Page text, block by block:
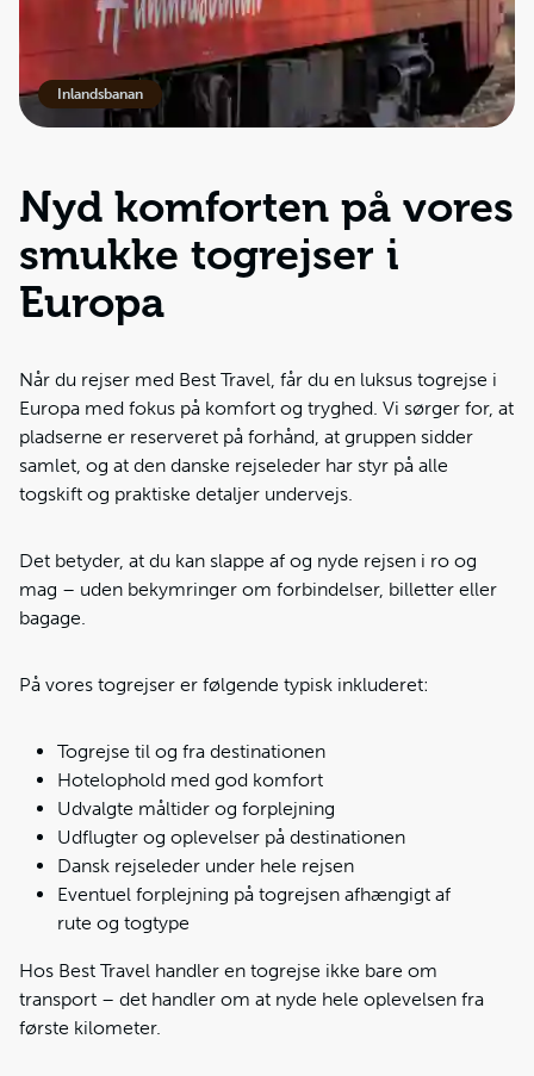
Nyd komforten på vores
smukke togrejser i
Europa
Når du rejser med Best Travel, får du en luksus togrejse i
Europa med fokus på komfort og tryghed. Vi sørger for, at
pladserne er reserveret på forhånd, at gruppen sidder
samlet, og at den danske rejseleder har styr på alle
togskift og praktiske detaljer undervejs.
Det betyder, at du kan slappe af og nyde rejsen i ro og
mag – uden bekymringer om forbindelser, billetter eller
bagage.
På vores togrejser er følgende typisk inkluderet:
Togrejse til og fra destinationen
Hotelophold med god komfort
Udvalgte måltider og forplejning
Udflugter og oplevelser på destinationen
Dansk rejseleder under hele rejsen
Eventuel forplejning på togrejsen afhængigt af
rute og togtype
Hos Best Travel handler en togrejse ikke bare om
transport – det handler om at nyde hele oplevelsen fra
første kilometer.
Inlandsbanan